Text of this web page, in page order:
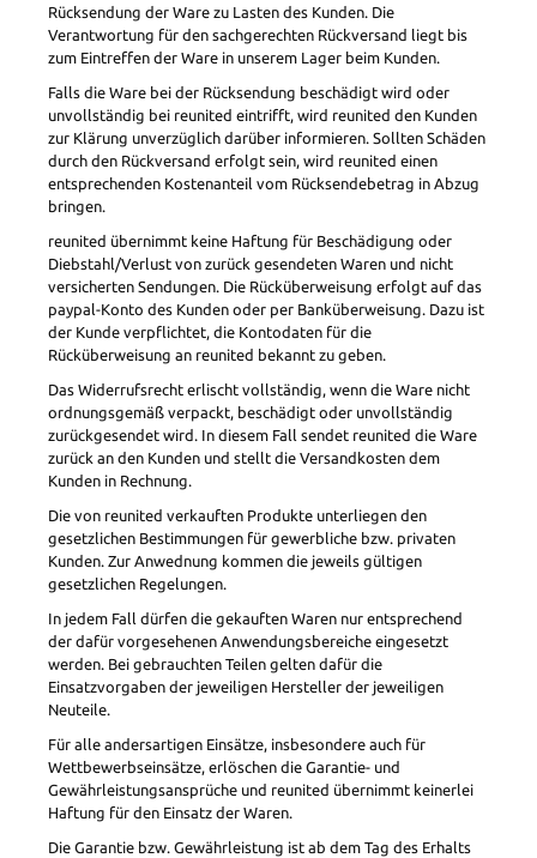
Rücksendung der Ware zu Lasten des Kunden. Die
Verantwortung für den sachgerechten Rückversand liegt bis
zum Eintreffen der Ware in unserem Lager beim Kunden.
Falls die Ware bei der Rücksendung beschädigt wird oder
unvollständig bei reunited eintrifft, wird reunited den Kunden
zur Klärung unverzüglich darüber informieren. Sollten Schäden
durch den Rückversand erfolgt sein, wird reunited einen
entsprechenden Kostenanteil vom Rücksendebetrag in Abzug
bringen.
reunited übernimmt keine Haftung für Beschädigung oder
Diebstahl/Verlust von zurück gesendeten Waren und nicht
versicherten Sendungen. Die Rücküberweisung erfolgt auf das
paypal-Konto des Kunden oder per Banküberweisung. Dazu ist
der Kunde verpflichtet, die Kontodaten für die
Rücküberweisung an reunited bekannt zu geben.
Das Widerrufsrecht erlischt vollständig, wenn die Ware nicht
ordnungsgemäß verpackt, beschädigt oder unvollständig
zurückgesendet wird. In diesem Fall sendet reunited die Ware
zurück an den Kunden und stellt die Versandkosten dem
Kunden in Rechnung.
Die von reunited verkauften Produkte unterliegen den
gesetzlichen Bestimmungen für gewerbliche bzw. privaten
Kunden. Zur Anwednung kommen die jeweils gültigen
gesetzlichen Regelungen.
In jedem Fall dürfen die gekauften Waren nur entsprechend
der dafür vorgesehenen Anwendungsbereiche eingesetzt
werden. Bei gebrauchten Teilen gelten dafür die
Einsatzvorgaben der jeweiligen Hersteller der jeweiligen
Neuteile.
Für alle andersartigen Einsätze, insbesondere auch für
Wettbewerbseinsätze, erlöschen die Garantie- und
Gewährleistungsansprüche und reunited übernimmt keinerlei
Haftung für den Einsatz der Waren.
Die Garantie bzw. Gewährleistung ist ab dem Tag des Erhalts